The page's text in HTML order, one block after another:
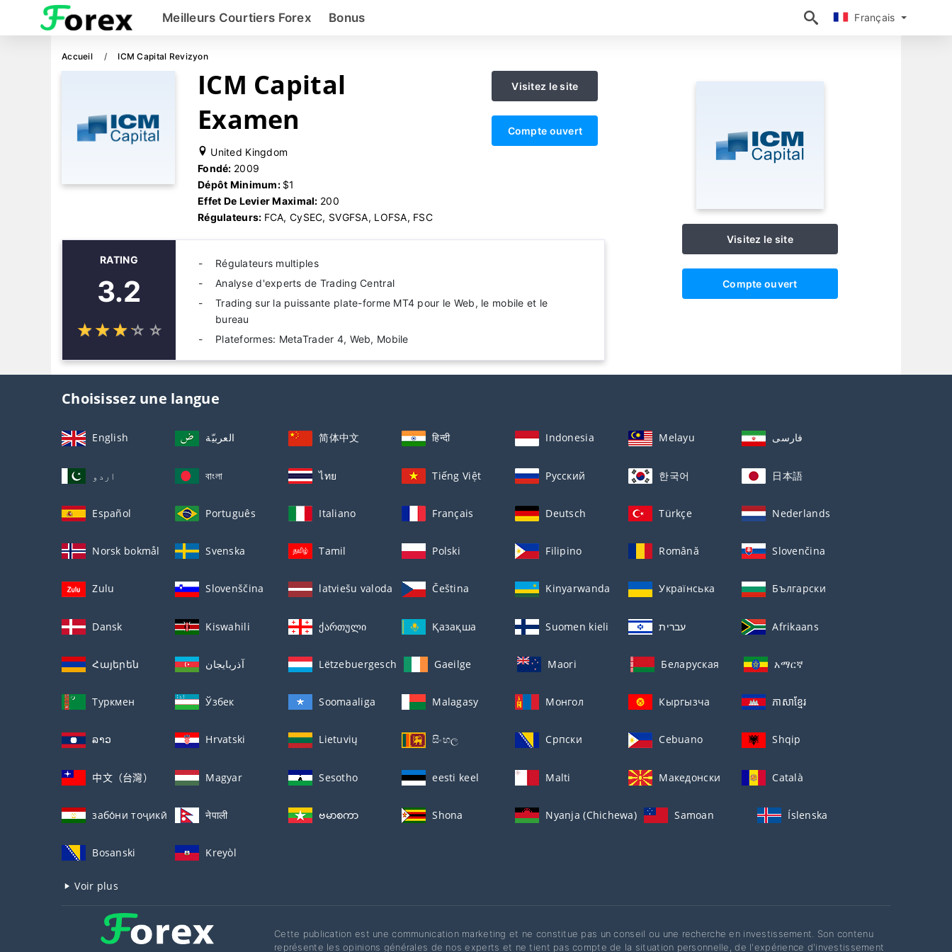
Français
Meilleurs Courtiers Forex Bonus Français
Accueil ICM Capital Revizyon
ICM Capital
Examen
United Kingdom
Fondé: 2009
Dépôt Minimum: $1
Effet De Levier Maximal: 200
Régulateurs: FCA, CySEC, SVGFSA, LOFSA, FSC
Visitez le site
Compte ouvert
RATING
3.2
☆☆☆☆ ☆
★★★★ ★
Régulateurs multiples
Analyse d'experts de Trading Central
Trading sur la puissante plate-forme MT4 pour le Web, le mobile et le
bureau
Plateformes: MetaTrader 4, Web, Mobile
Visitez le site
Compte ouvert
Choisissez une langue
English العربيّة 简体中文 हिन्दी Indonesia Melayu فارسی
اردو বাংলা ไทย Tiếng Việt Русский 한국어 日本語
Español Português Italiano Français Deutsch Türkçe Nederlands
Norsk bokmål Svenska Tamil Polski Filipino Română Slovenčina
Zulu Slovenščina latviešu valoda Čeština Kinyarwanda Українська Български
Dansk Kiswahili ქართული Қазақша Suomen kieli עברית Afrikaans
Հայերեն آذربايجان Lëtzebuergesch Gaeilge Maori Беларуская አማርኛ
Туркмен Ўзбек Soomaaliga Malagasy Монгол Кыргызча ភាសាខ្មែរ
ລາວ Hrvatski Lietuvių සිංහල Српски Cebuano Shqip
中文（台灣） Magyar Sesotho eesti keel Malti Македонски Català
забо́ни тоҷикӣ́ नेपाली ဗမာစကာ Shona Nyanja (Chichewa) Samoan Íslenska
Bosanski Kreyòl
Voir plus
Cette publication est une communication marketing et ne constitue pas un conseil ou une recherche en investissement. Son contenu
représente les opinions générales de nos experts et ne tient pas compte de la situation personnelle, de l'expérience d'investissement